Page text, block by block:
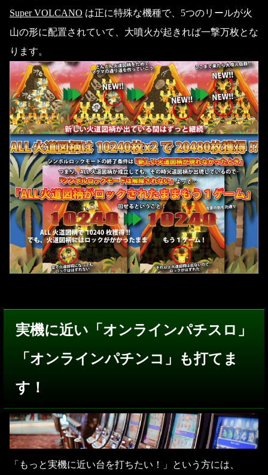
Super VOLCANO は正に特殊な機種で、5つのリールが火
山の形に配置されていて、大噴火が起きれば一撃万枚とな
ります。
実機に近い「オンラインパチスロ」
「オンラインパチンコ」も打てま
す！
「もっと実機に近い台を打ちたい！」という方には、